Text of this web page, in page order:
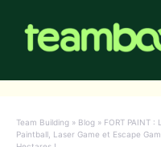
contenu
Team Building » Blog » FORT PAINT
Paintball, Laser Game et Escape